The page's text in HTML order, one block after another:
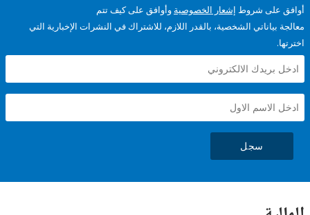
شروطإشعار الخصوصيةوأوافق على كيف تتم
الشخصية، بالقدر اللازم، للاشتراك في النشرات الإخبارية التي